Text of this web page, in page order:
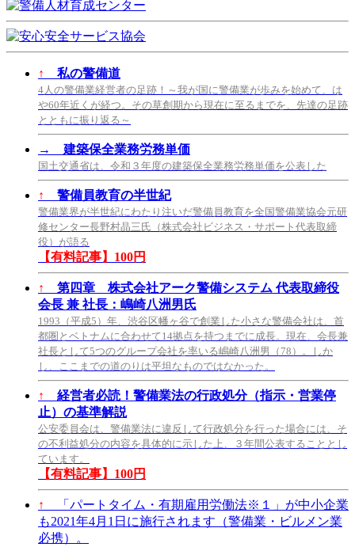
↑ 私の警備道
4人の警備業経営者の足跡！～我が国に警備業が歩みを始めて、は
や60年近くが経つ。その草創期から現在に至るまでを、先達の足跡
とともに振り返る～
→ 建築保全業務労務単価
国土交通省は、令和３年度の建築保全業務労務単価を公表した
↑ 警備員教育の半世紀
警備業界が半世紀にわたり注いだ警備員教育を全国警備業協会元研
修センター長野村晶三氏（株式会社ビジネス・サポート代表取締
役）が語る
【有料記事】100円
↑
第四章 株式会社アーク警備システム 代表取締役
会長 兼 社長：嶋崎八洲男氏
1993（平成5）年、渋谷区幡ヶ谷で創業した小さな警備会社は、首
都圏とベトナムに合わせて14拠点を持つまでに成長。現在、会長兼
社長として5つのグループ会社を率いる嶋崎八洲男（78）。しか
し、ここまでの道のりは平坦なものではなかった。
↑
経営者必読！警備業法の行政処分（指示・営業停
止）の基準解説
公安委員会は、警備業法に違反して行政処分を行った場合には、そ
の不利益処分の内容を具体的に示した上、３年間公表することとし
ています。
【有料記事】100円
↑
「パートタイム・有期雇用労働法※１」が中小企業
も2021年4月1日に施行されます（警備業・ビルメン業
必携）。